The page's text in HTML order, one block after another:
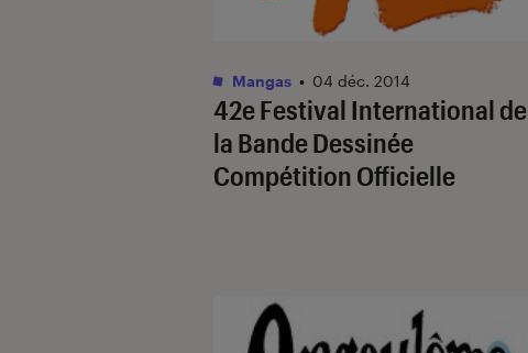
42e Festival International de
la Bande Dessinée
Compétition Officielle
Mangas • 04 déc. 2014